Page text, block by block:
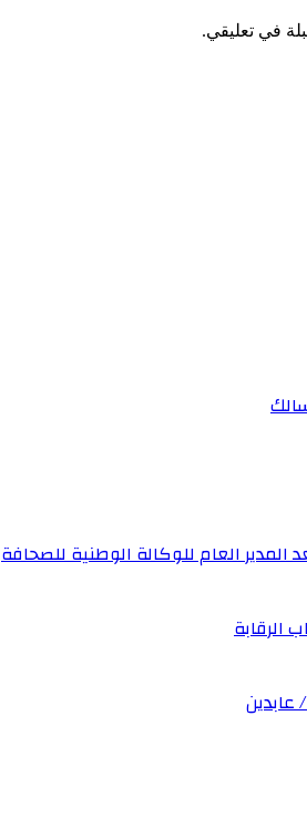
في تعليقي.
العام للوكالة الوطنية للصحافة
الرقابة
عابدين